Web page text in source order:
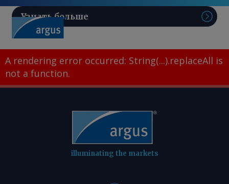
Узнать больше
A rendering error occurred: String(...).replaceAll is
not a function.
illuminating the markets